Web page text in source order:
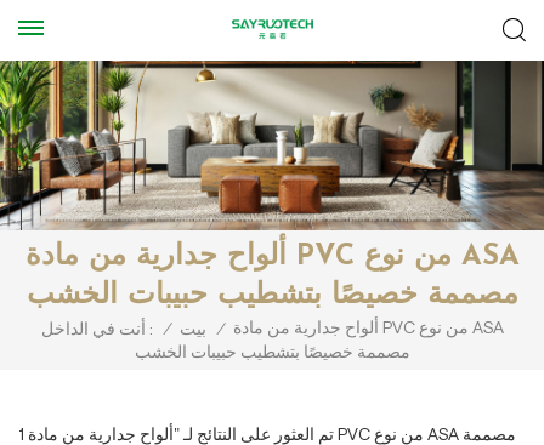
ألواح جدارية من مادة PVC من نوع ASA
مصممة خصيصًا بتشطيب حبيبات الخشب
أنت في الداخل : / بيت / ألواح جدارية من مادة PVC من نوع ASA
مصممة خصيصًا بتشطيب حبيبات الخشب
1 تم العثور على النتائج لـ "ألواح جدارية من مادة PVC من نوع ASA مصممة